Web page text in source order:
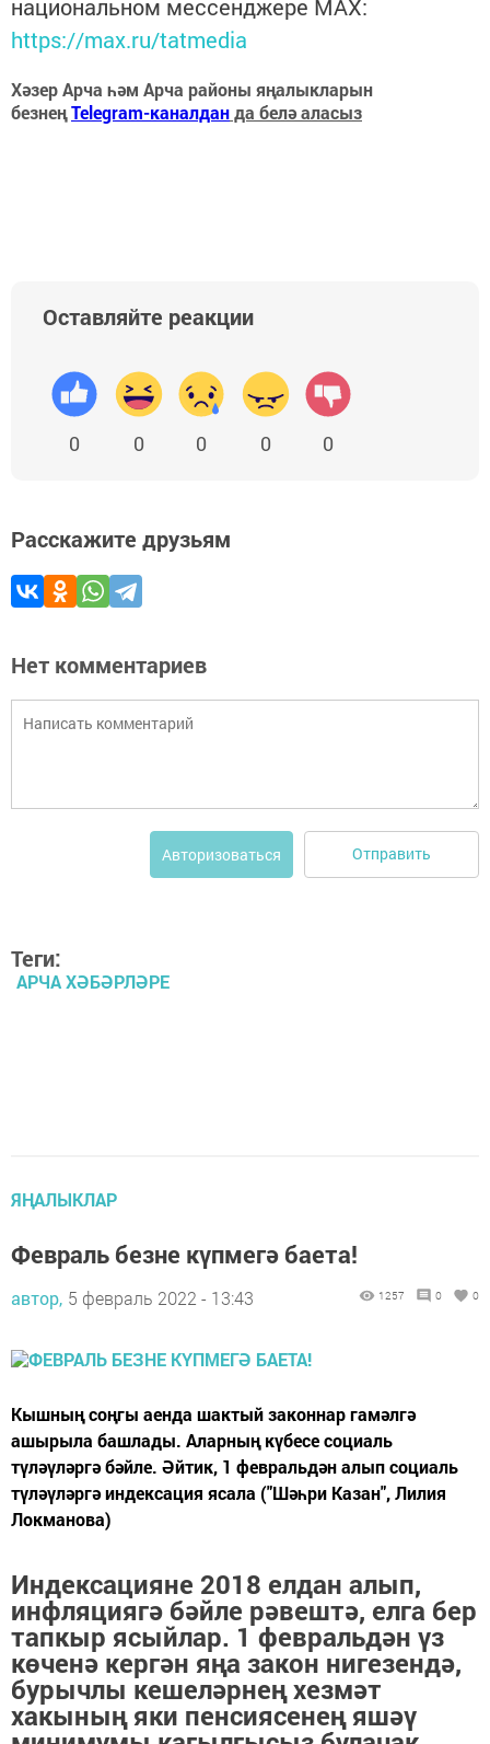
национальном мессенджере MАХ:
https://max.ru/tatmedia
Хәзер Арча һәм Арча районы яңалыкларын
безнеңTelegram-каналданда белә аласыз
Оставляйте реакции
0 0 0 0 0
Расскажите друзьям
Нет комментариев
Авторизоваться Отправить
Теги:
АРЧА ХӘБӘРЛӘРЕ
ЯҢАЛЫКЛАР
Февраль безне күпмегә баета!
автор, 5 февраль 2022 - 13:43 1257 0 0
Кышның соңгы аенда шактый законнар гамәлгә
ашырыла башлады. Аларның күбесе социаль
түләүләргә бәйле. Әйтик, 1 февральдән алып социаль
түләүләргә индексация ясала ("Шәһри Казан", Лилия
Локманова)
Индексацияне 2018 елдан алып,
инфляциягә бәйле рәвештә, елга бер
тапкыр ясыйлар. 1 февральдән үз
көченә кергән яңа закон нигезендә,
бурычлы кешеләрнең хезмәт
хакының яки пенсиясенең яшәү